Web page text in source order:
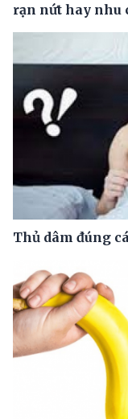
rạn nứt hay nhu
Thủ dâm đúng